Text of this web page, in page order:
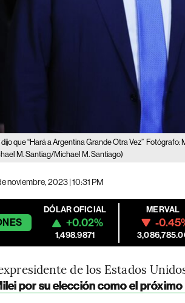
que “Hará a Argentina Grande Otra Vez” Fotógrafo:
M. Santiag/Michael M. Santiago)
noviembre, 2023 | 10:31 PM
DÓLAR OFICIAL
+0.02%
1,498.9871
MERVAL
-
de los Estados
por su elección como el